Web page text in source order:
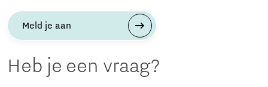
Meld je aan
Heb je een vraag?